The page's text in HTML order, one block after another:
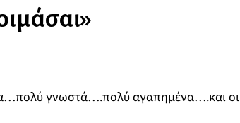
γνωστά….πολύ αγαπημένα….και οι